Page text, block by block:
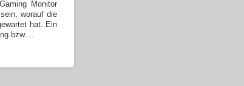
Monitor
worauf die
hat. Ein
bzw....